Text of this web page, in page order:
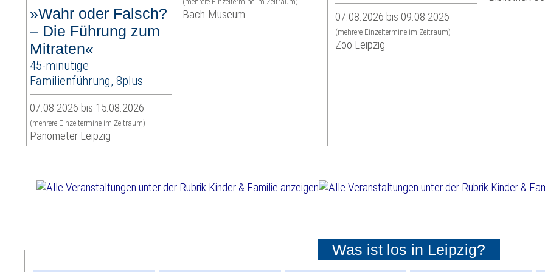
»Wahr oder Falsch?
– Die Führung zum
Mitraten«
45-minütige
Familienführung, 8plus
07.08.2026 bis 15.08.2026
(mehrere Einzeltermine im Zeitraum)
Panometer Leipzig
Bach-Museum 07.08.2026 bis 09.08.2026
(mehrere Einzeltermine im Zeitraum)
Zoo Leipzig
Was ist los in Leipzig?